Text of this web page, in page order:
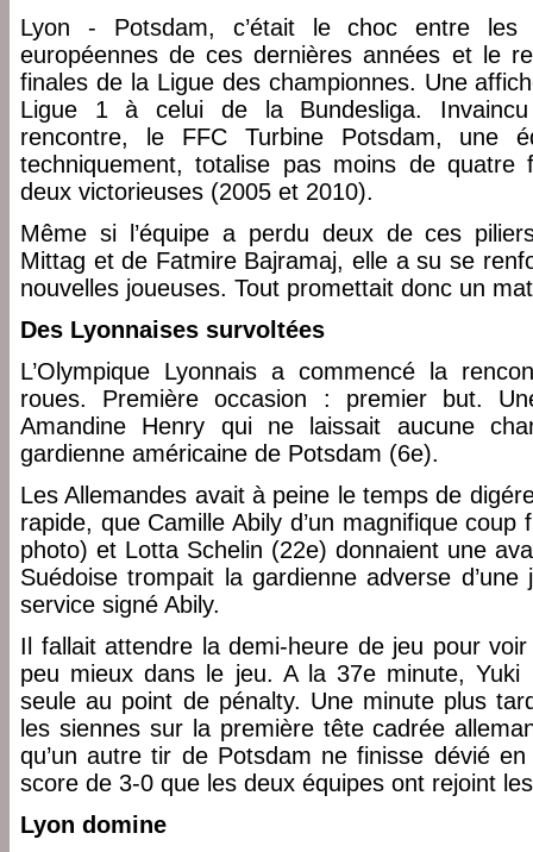
Lyon - Potsdam, c’était le choc entre les
européennes de ces dernières années et le
finales de la Ligue des championnes. Une
Ligue 1 à celui de la Bundesliga.
rencontre, le FFC Turbine Potsdam, une
techniquement, totalise pas moins de quatre
deux victorieuses (2005 et 2010).
Même si l’équipe a perdu deux de ces
Mittag et de Fatmire Bajramaj, elle a su se
nouvelles joueuses. Tout promettait donc un
Des Lyonnaises survoltées
L’Olympique Lyonnais a commencé la
roues. Première occasion : premier but.
Amandine Henry qui ne laissait aucune
gardienne américaine de Potsdam (6e).
Les Allemandes avait à peine le temps de
rapide, que Camille Abily d’un magnifique
photo) et Lotta Schelin (22e) donnaient une
Suédoise trompait la gardienne adverse
service signé Abily.
Il fallait attendre la demi-heure de jeu pour
peu mieux dans le jeu. A la 37e minute, Yuki
seule au point de pénalty. Une minute plus
les siennes sur la première tête cadrée
qu’un autre tir de Potsdam ne finisse dévié
score de 3-0 que les deux équipes ont rejoint
Lyon domine